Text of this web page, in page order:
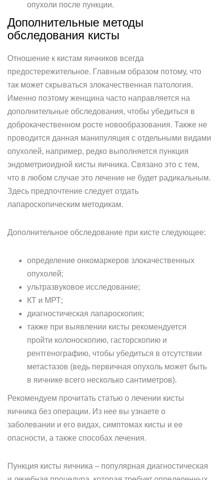
опухоли после пункции.
Дополнительные методы
обследования кисты
Отношение к кистам яичников всегда
предостережительное. Главным образом потому, что
так может скрываться злокачественная патология.
Именно поэтому женщина часто направляется на
дополнительные обследования, чтобы убедиться в
доброкачественном росте новообразования. Также не
проводится данная манипуляция с отдельными видами
опухолей, например, редко выполняется пункция
эндометриоидной кисты яичника. Связано это с тем,
что в любом случае это лечение не будет радикальным.
Здесь предпочтение следует отдать
лапароскопическим методикам.
Дополнительное обследование при кисте следующее:
определение онкомаркеров злокачественных
опухолей;
ультразвуковое исследование;
КТ и МРТ;
диагностическая лапароскопия;
также при выявлении кисты рекомендуется
пройти колоноскопию, гасторскопию и
рентгенографию, чтобы убедиться в отсутствии
метастазов (ведь первичная опухоль может быть
в яичнике всего несколько сантиметров).
Рекомендуем прочитать статью о лечении кисты
яичника без операции. Из нее вы узнаете о
заболевании и его видах, симптомах кисты и ее
опасности, а также способах лечения.
Пункция кисты яичника – популярная диагностическая